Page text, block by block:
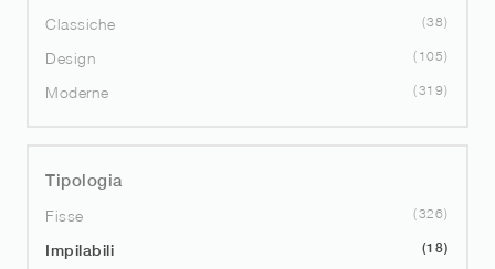
Classiche
38
Design 105
Moderne 319
Tipologia
Fisse
326
Impilabili 18